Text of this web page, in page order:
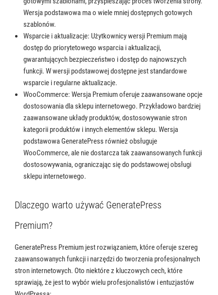
Wersja podstawowa ma o wiele mniej dostępnych gotowych
szablonów.
Wsparcie i aktualizacje: Użytkownicy wersji Premium mają
dostęp do priorytetowego wsparcia i aktualizacji,
gwarantujących bezpieczeństwo i dostęp do najnowszych
funkcji. W wersji podstawowej dostępne jest standardowe
wsparcie i regularne aktualizacje.
WooCommerce: Wersja Premium oferuje zaawansowane opcje
dostosowania dla sklepu internetowego. Przykładowo bardziej
zaawansowane układy produktów, dostosowywanie stron
kategorii produktów i innych elementów sklepu. Wersja
podstawowa GeneratePress również obsługuje
WooCommerce, ale nie dostarcza tak zaawansowanych funkcji
dostosowywania, ograniczając się do podstawowej obsługi
sklepu internetowego.
Dlaczego warto używać GeneratePress
Premium?
GeneratePress Premium jest rozwiązaniem, które oferuje szereg
zaawansowanych funkcji i narzędzi do tworzenia profesjonalnych
stron internetowych. Oto niektóre z kluczowych cech, które
sprawiają, że jest to wybór wielu profesjonalistów i entuzjastów